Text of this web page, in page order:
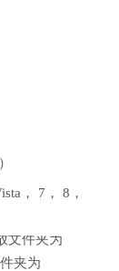
， 7， 8，
文件夹为
夹为